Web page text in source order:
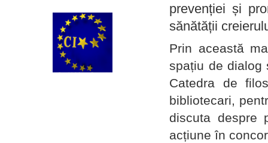
prevenției și
sănătății
Prin această
spațiu de dialog
Catedra de
bibliotecari,
discuta despre
acțiune în